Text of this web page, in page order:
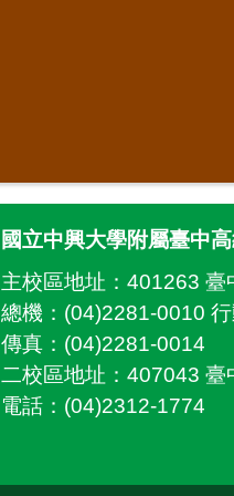
國立中興大學附屬臺中
主校區地址： 401263 臺
總機：(04)2281-0010
傳真：(04)2281-0014
二校區地址： 407043 臺
電話：(04)2312-1774